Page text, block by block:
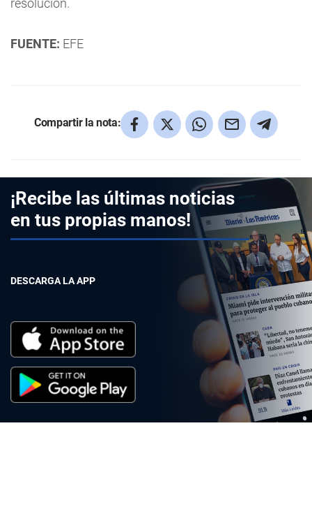
resolución.
FUENTE: EFE
Compartir la nota:
¡Recibe las últimas noticias
en tus propias manos!
DESCARGA LA APP